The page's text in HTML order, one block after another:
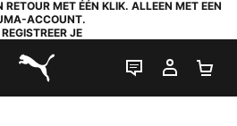
MET ÉÉN KLIK. ALLEEN MET EEN
ACCOUNT.
REGISTREER JE
PUMA.com
LIVE CHAT
MIJN